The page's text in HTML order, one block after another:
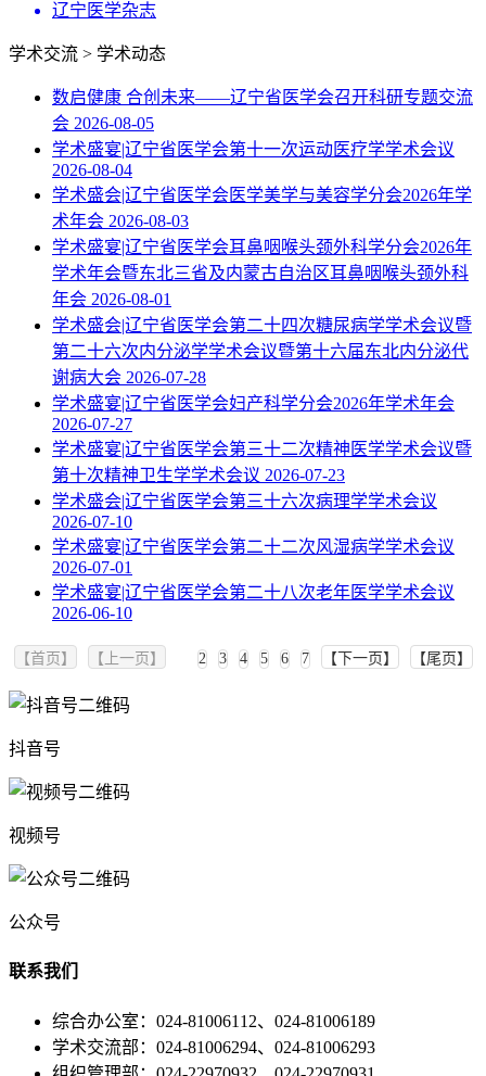
辽宁医学杂志
学术交流 > 学术动态
数启健康 合创未来——辽宁省医学会召开科研专题交流
会 2026-08-05
学术盛宴|辽宁省医学会第十一次运动医疗学学术会议
2026-08-04
学术盛会|辽宁省医学会医学美学与美容学分会2026年学
术年会 2026-08-03
学术盛宴|辽宁省医学会耳鼻咽喉头颈外科学分会2026年
学术年会暨东北三省及内蒙古自治区耳鼻咽喉头颈外科
年会 2026-08-01
学术盛会|辽宁省医学会第二十四次糖尿病学学术会议暨
第二十六次内分泌学学术会议暨第十六届东北内分泌代
谢病大会 2026-07-28
学术盛宴|辽宁省医学会妇产科学分会2026年学术年会
2026-07-27
学术盛宴|辽宁省医学会第三十二次精神医学学术会议暨
第十次精神卫生学学术会议 2026-07-23
学术盛会|辽宁省医学会第三十六次病理学学术会议
2026-07-10
学术盛宴|辽宁省医学会第二十二次风湿病学学术会议
2026-07-01
学术盛宴|辽宁省医学会第二十八次老年医学学术会议
2026-06-10
【首页】 【上一页】 2 3 4 5 6 7 【下一页】 【尾页】
抖音号
视频号
公众号
联系我们
综合办公室：024-81006112、024-81006189
学术交流部：024-81006294、024-81006293